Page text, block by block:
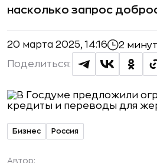
насколько запрос
20 марта 2025, 14:16 2
Поделиться:
Бизнес Россия
Автор: